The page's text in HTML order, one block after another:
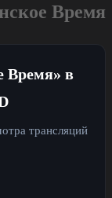
Время
Время» в
трансляций